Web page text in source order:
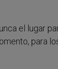
el lugar
para